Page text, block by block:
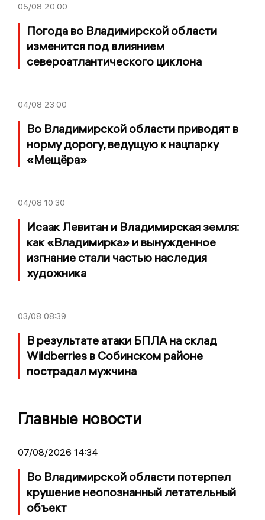
05/08 20:00
Погода во Владимирской области
изменится под влиянием
североатлантического циклона
04/08 23:00
Во Владимирской области приводят в
норму дорогу, ведущую к нацпарку
«Мещёра»
04/08 10:30
Исаак Левитан и Владимирская земля:
как «Владимирка» и вынужденное
изгнание стали частью наследия
художника
03/08 08:39
В результате атаки БПЛА на склад
Wildberries в Собинском районе
пострадал мужчина
Главные новости
07/08/2026 14:34
Во Владимирской области потерпел
крушение неопознанный летательный
объект